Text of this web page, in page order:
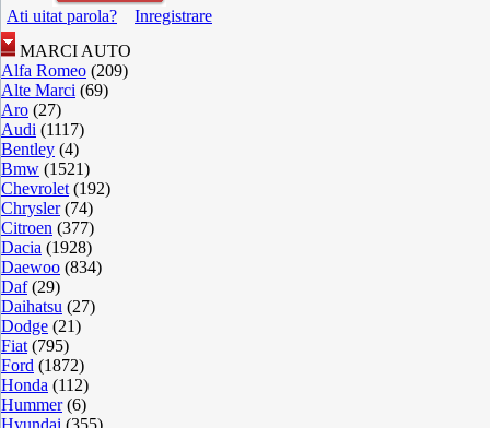
Ati uitat parola?
Inregistrare
MARCI AUTO
Alfa Romeo (209)
Alte Marci (69)
Aro (27)
Audi (1117)
Bentley (4)
Bmw (1521)
Chevrolet (192)
Chrysler(74)
Citroen (377)
Dacia (1928)
Daewoo (834)
Daf(29)
Daihatsu (27)
Dodge (21)
Fiat (795)
Ford (1872)
Honda (112)
Hummer(6)
Hyundai (355)